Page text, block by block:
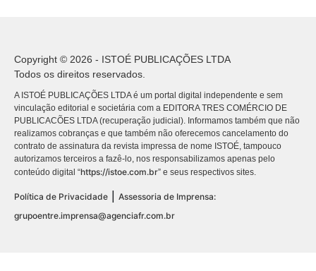
Copyright © 2026 - ISTOÉ PUBLICAÇÕES LTDA
Todos os direitos reservados.
A ISTOÉ PUBLICAÇÕES LTDA é um portal digital independente e sem
vinculação editorial e societária com a EDITORA TRES COMÉRCIO DE
PUBLICACÕES LTDA (recuperação judicial). Informamos também que não
realizamos cobranças e que também não oferecemos cancelamento do
contrato de assinatura da revista impressa de nome ISTOÉ, tampouco
autorizamos terceiros a fazê-lo, nos responsabilizamos apenas pelo
conteúdo digital “https://istoe.com.br” e seus respectivos sites.
Política de Privacidade
Assessoria de Imprensa:
grupoentre.imprensa@agenciafr.com.br